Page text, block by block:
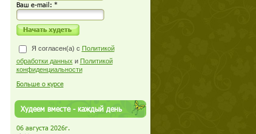
Ваш е-mail: *
Я согласен(а) с Политикой
обработки данных и Политикой
конфиденциальности
Больше о курсе
Худеем вместе - каждый день
06 августа 2026г.